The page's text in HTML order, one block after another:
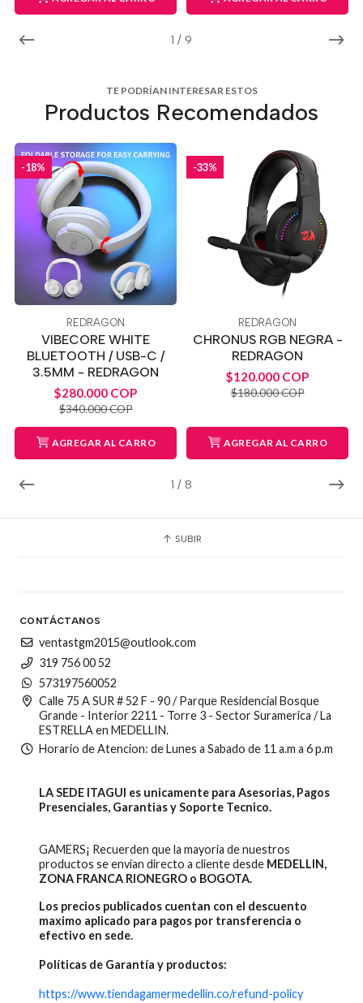
1 / 9
TE PODRÍAN INTERESAR ESTOS
Productos Recomendados
1 / 8
-18%
REDRAGON
VIBECORE WHITE
BLUETOOTH / USB-C /
3.5MM - REDRAGON
$280.000 COP
$340.000 COP
AGREGAR AL CARRO
-33%
REDRAGON
CHRONUS RGB NEGRA -
REDRAGON
$120.000 COP
$180.000 COP
AGREGAR AL CARRO
SUBIR
CONTÁCTANOS
ventastgm2015@outlook.com
319 756 00 52
573197560052
Calle 75 A SUR # 52 F - 90 / Parque Residencial Bosque
Grande - Interior 2211 - Torre 3 - Sector Suramerica / La
ESTRELLA en MEDELLIN.
Horario de Atencion: de Lunes a Sabado de 11 a.m a 6 p.m
LA SEDE ITAGUI es unicamente para Asesorias, Pagos
Presenciales, Garantias y Soporte Tecnico.
GAMERS¡ Recuerden que la mayoria de nuestros
productos se envian directo a cliente desde MEDELLIN,
ZONA FRANCA RIONEGRO o BOGOTA.
Los precios publicados cuentan con el descuento
maximo aplicado para pagos por transferencia o
efectivo en sede.
Políticas de Garantía y productos:
https://www.tiendagamermedellin.co/refund-policy